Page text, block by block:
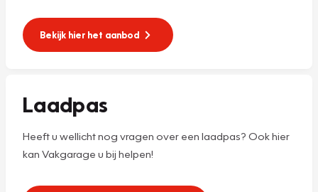
Bekijk hier het aanbod
Laadpas
Heeft u wellicht nog vragen over een laadpas? Ook hier
kan Vakgarage u bij helpen!